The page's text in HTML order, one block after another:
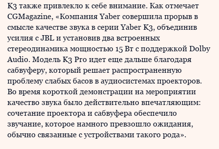
K3 также привлекло к себе внимание. Как отмечает
CGMagazine, «Компания Yaber совершила прорыв в
смысле качестве звука в серии Yaber K3, объединив
усилия с JBL и установив два встроенных
стереодинамика мощностью 15 Вт с поддержкой Dolby
Audio. Модель K3 Pro идет еще дальше благодаря
сабвуферу, который решает распространенную
проблему слабых басов в аудиосистемах проекторов.
Во время короткой демонстрации на мероприятии
качество звука было действительно впечатляющим:
сочетание проектора и сабвуфера обеспечило
звучание, которое намного превзошло ожидания,
обычно связанные с устройствами такого рода».